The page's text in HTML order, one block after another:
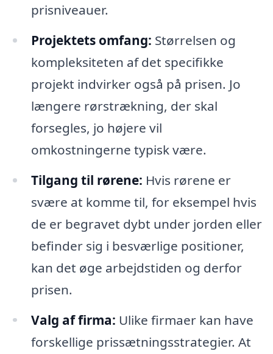
prisniveauer.
Projektets omfang: Størrelsen og
kompleksiteten af det specifikke
projekt indvirker også på prisen. Jo
længere rørstrækning, der skal
forsegles, jo højere vil
omkostningerne typisk være.
Tilgang til rørene: Hvis rørene er
svære at komme til, for eksempel hvis
de er begravet dybt under jorden eller
befinder sig i besværlige positioner,
kan det øge arbejdstiden og derfor
prisen.
Valg af firma: Ulike firmaer kan have
forskellige prissætningsstrategier. At